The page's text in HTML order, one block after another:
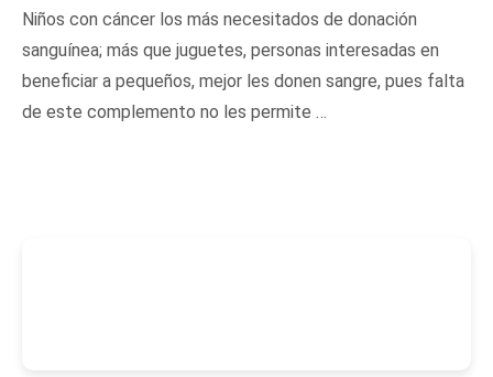
Niños con cáncer los más necesitados de donación
sanguínea; más que juguetes, personas interesadas en
beneficiar a pequeños, mejor les donen sangre, pues falta
de este complemento no les permite …